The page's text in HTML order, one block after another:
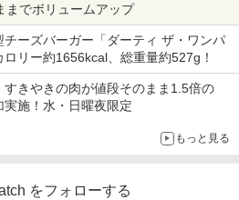
までボリュームアップ
ーズバーガー「ダーティ ザ・ワンパ
リー約1656kcal、総重量約527g！
きやきの肉が値段そのまま1.5倍の
実施！水・日曜夜限定
もっと見る
をフォローする